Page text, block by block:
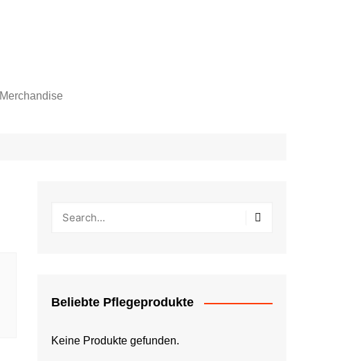
Merchandise
Beliebte Pflegeprodukte
Keine Produkte gefunden.